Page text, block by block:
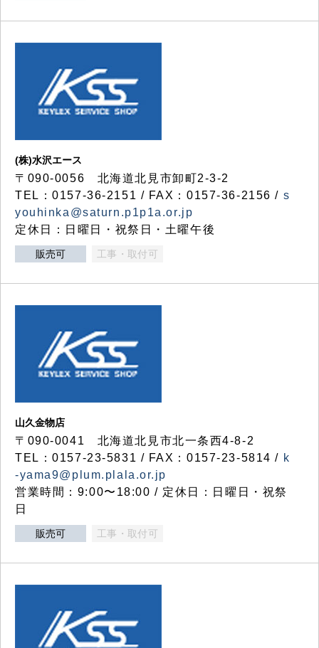
(株)水沢エース
〒090-0056 北海道北見市卸町2-3-2
TEL：0157-36-2151 / FAX：0157-36-2156 / s
youhinka@saturn.p1p1a.or.jp
定休日：日曜日・祝祭日・土曜午後
販売可 工事・取付可
山久金物店
〒090-0041 北海道北見市北一条西4-8-2
TEL：0157-23-5831 / FAX：0157-23-5814 / k
-yama9@plum.plala.or.jp
営業時間：9:00〜18:00 / 定休日：日曜日・祝祭
日
販売可 工事・取付可